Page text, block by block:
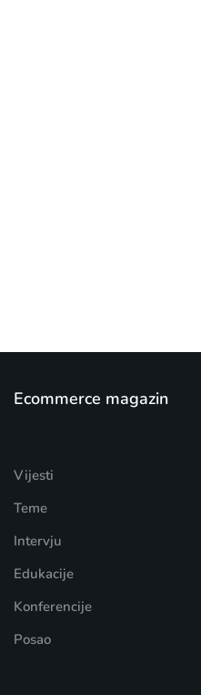
Ecommerce magazin
Vijesti
Teme
Intervju
Edukacije
Konferencije
Posao